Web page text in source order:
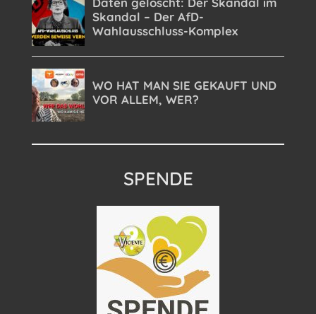
SPENDE